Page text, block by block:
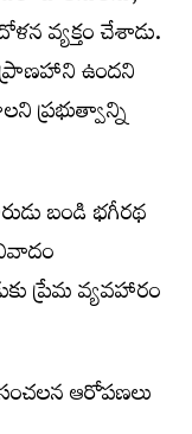
వ్యక్తం చేశాడు.
ఉందని
ప్రభుత్వాన్ని
బండి భగీరథ
ప్రేమ వ్యవహారం
ఆరోపణలు